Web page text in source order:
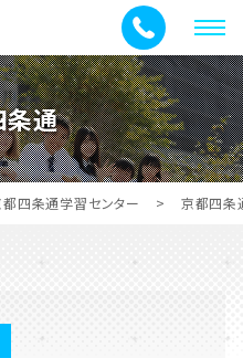
メ
ニ
ュ
ー
条通
四条通学習センター > 京都四条